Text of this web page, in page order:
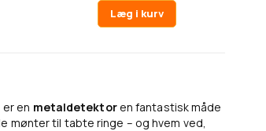
Læg i kurv
en metaldetektoren fantastisk måde
mønter til tabte ringe – og hvem ved,